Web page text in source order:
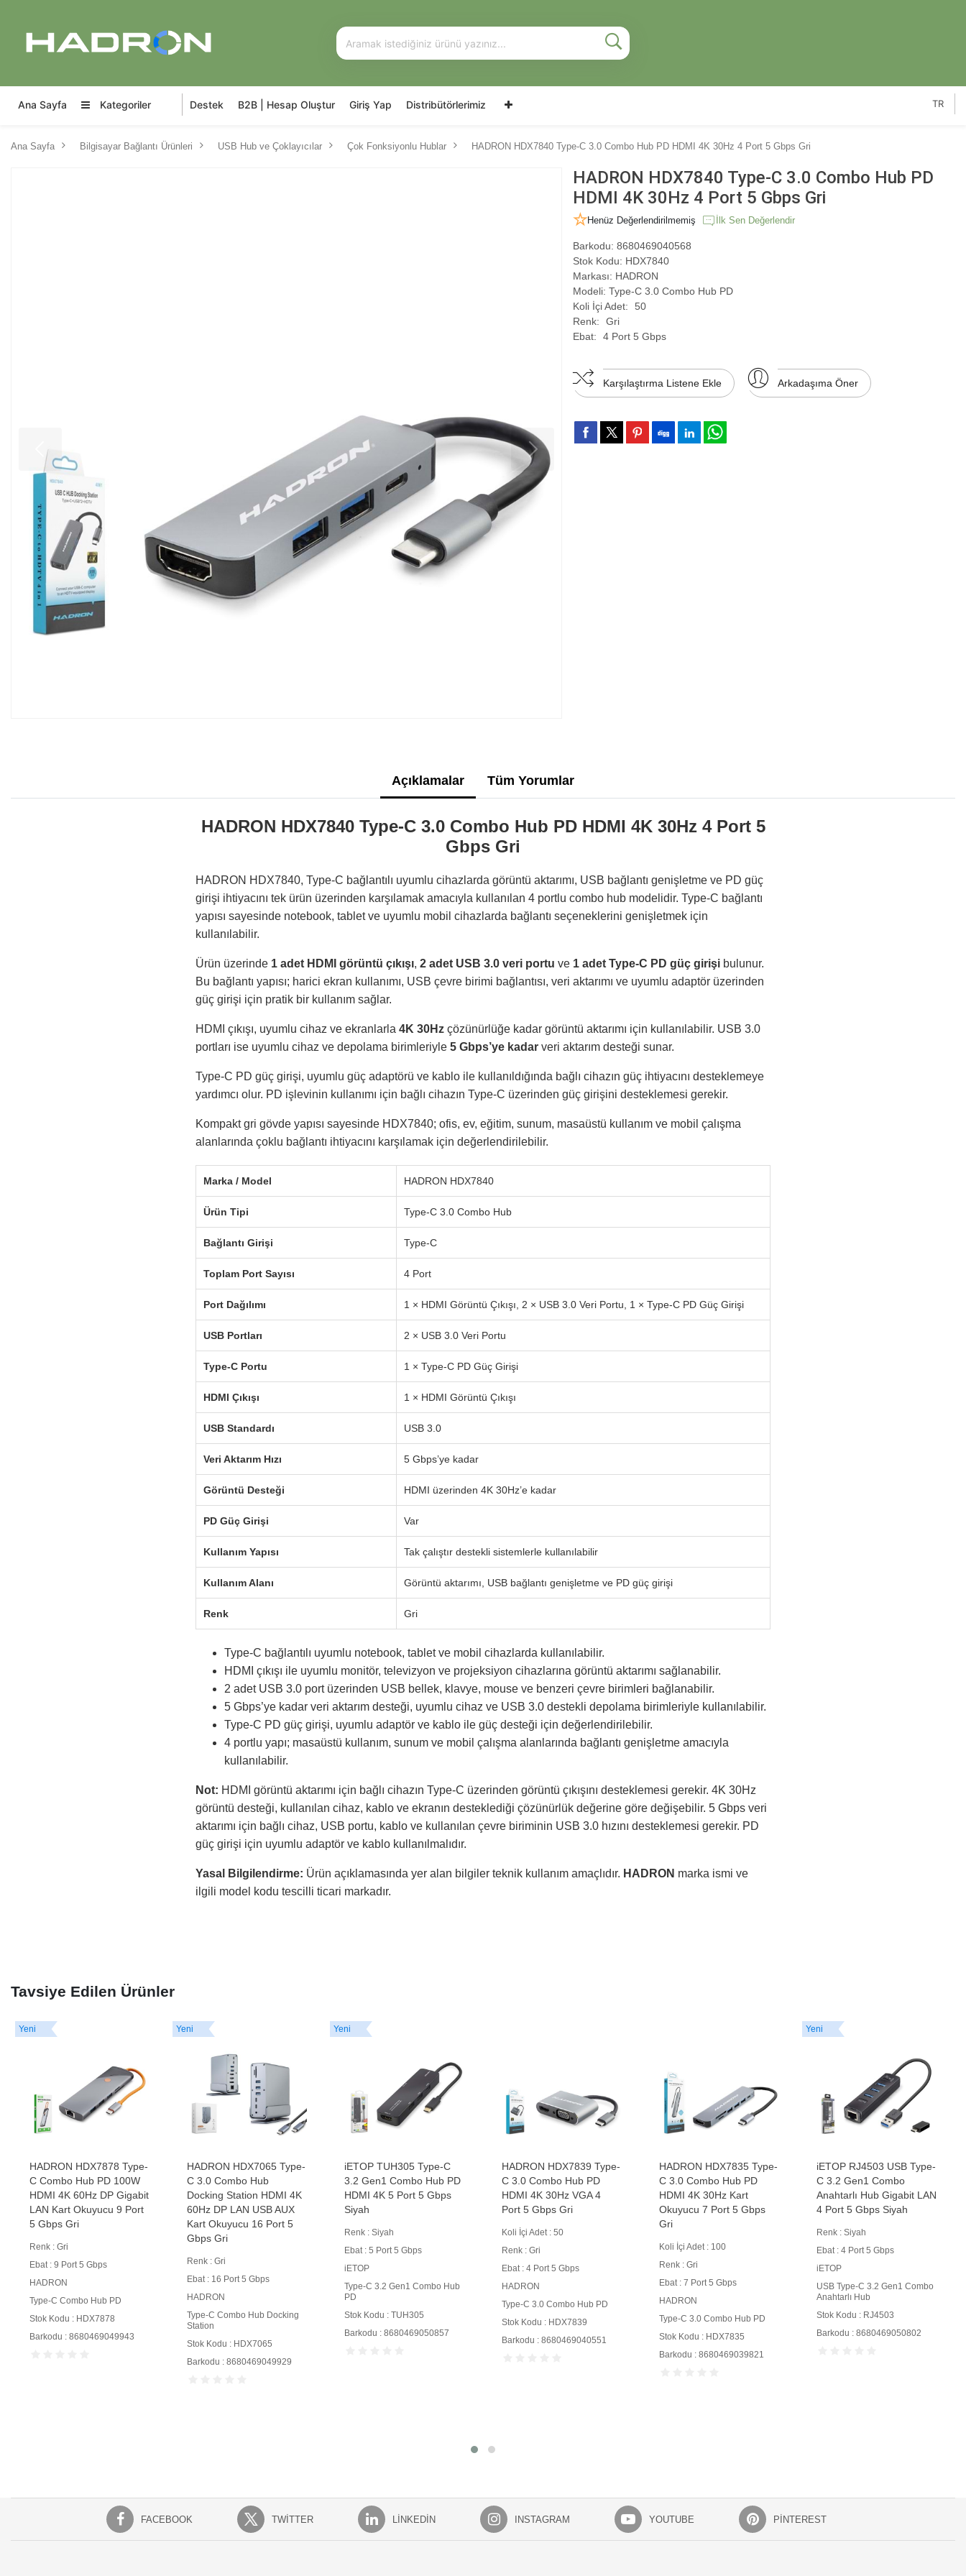
Ana Sayfa Kategoriler Destek B2B | Hesap Oluştur Giriş Yap Distribütörlerimiz TR
Ana Sayfa Bilgisayar Bağlantı Ürünleri USB Hub ve Çoklayıcılar Çok Fonksiyonlu Hublar HADRON HDX7840 Type-C 3.0 Combo Hub PD HDMI 4K 30Hz 4 Port 5 Gbps Gri
HADRON HDX7840 Type-C 3.0 Combo Hub PD
HDMI 4K 30Hz 4 Port 5 Gbps Gri
Henüz Değerlendirilmemiş İlk Sen Değerlendir
Barkodu: 8680469040568
Stok Kodu: HDX7840
Markası: HADRON
Modeli: Type-C 3.0 Combo Hub PD
Koli İçi Adet:
50
Renk:
Gri
Ebat:
4 Port 5 Gbps
Karşılaştırma Listene Ekle Arkadaşıma Öner
Açıklamalar Tüm Yorumlar
HADRON HDX7840 Type-C 3.0 Combo Hub PD HDMI 4K 30Hz 4 Port 5
Gbps Gri
HADRON HDX7840, Type-C bağlantılı uyumlu cihazlarda görüntü aktarımı, USB bağlantı genişletme ve PD güç
girişi ihtiyacını tek ürün üzerinden karşılamak amacıyla kullanılan 4 portlu combo hub modelidir. Type-C bağlantı
yapısı sayesinde notebook, tablet ve uyumlu mobil cihazlarda bağlantı seçeneklerini genişletmek için
kullanılabilir.
Ürün üzerinde 1 adet HDMI görüntü çıkışı, 2 adet USB 3.0 veri portu ve 1 adet Type-C PD güç girişi bulunur.
Bu bağlantı yapısı; harici ekran kullanımı, USB çevre birimi bağlantısı, veri aktarımı ve uyumlu adaptör üzerinden
güç girişi için pratik bir kullanım sağlar.
HDMI çıkışı, uyumlu cihaz ve ekranlarla 4K 30Hz çözünürlüğe kadar görüntü aktarımı için kullanılabilir. USB 3.0
portları ise uyumlu cihaz ve depolama birimleriyle 5 Gbps’ye kadar veri aktarım desteği sunar.
Type-C PD güç girişi, uyumlu güç adaptörü ve kablo ile kullanıldığında bağlı cihazın güç ihtiyacını desteklemeye
yardımcı olur. PD işlevinin kullanımı için bağlı cihazın Type-C üzerinden güç girişini desteklemesi gerekir.
Kompakt gri gövde yapısı sayesinde HDX7840; ofis, ev, eğitim, sunum, masaüstü kullanım ve mobil çalışma
alanlarında çoklu bağlantı ihtiyacını karşılamak için değerlendirilebilir.
Marka / Model HADRON HDX7840
Ürün Tipi Type-C 3.0 Combo Hub
Bağlantı Girişi Type-C
Toplam Port Sayısı 4 Port
Port Dağılımı 1 × HDMI Görüntü Çıkışı, 2 × USB 3.0 Veri Portu, 1 × Type-C PD Güç Girişi
USB Portları 2 × USB 3.0 Veri Portu
Type-C Portu 1 × Type-C PD Güç Girişi
HDMI Çıkışı 1 × HDMI Görüntü Çıkışı
USB Standardı USB 3.0
Veri Aktarım Hızı 5 Gbps’ye kadar
Görüntü Desteği HDMI üzerinden 4K 30Hz’e kadar
PD Güç Girişi Var
Kullanım Yapısı Tak çalıştır destekli sistemlerle kullanılabilir
Kullanım Alanı Görüntü aktarımı, USB bağlantı genişletme ve PD güç girişi
Renk Gri
Type-C bağlantılı uyumlu notebook, tablet ve mobil cihazlarda kullanılabilir.
HDMI çıkışı ile uyumlu monitör, televizyon ve projeksiyon cihazlarına görüntü aktarımı sağlanabilir.
2 adet USB 3.0 port üzerinden USB bellek, klavye, mouse ve benzeri çevre birimleri bağlanabilir.
5 Gbps’ye kadar veri aktarım desteği, uyumlu cihaz ve USB 3.0 destekli depolama birimleriyle kullanılabilir.
Type-C PD güç girişi, uyumlu adaptör ve kablo ile güç desteği için değerlendirilebilir.
4 portlu yapı; masaüstü kullanım, sunum ve mobil çalışma alanlarında bağlantı genişletme amacıyla
kullanılabilir.
Not: HDMI görüntü aktarımı için bağlı cihazın Type-C üzerinden görüntü çıkışını desteklemesi gerekir. 4K 30Hz
görüntü desteği, kullanılan cihaz, kablo ve ekranın desteklediği çözünürlük değerine göre değişebilir. 5 Gbps veri
aktarımı için bağlı cihaz, USB portu, kablo ve kullanılan çevre biriminin USB 3.0 hızını desteklemesi gerekir. PD
güç girişi için uyumlu adaptör ve kablo kullanılmalıdır.
Yasal Bilgilendirme: Ürün açıklamasında yer alan bilgiler teknik kullanım amaçlıdır. HADRON marka ismi ve
ilgili model kodu tescilli ticari markadır.
Tavsiye Edilen Ürünler
Yeni
HADRON HDX7878 Type-
C Combo Hub PD 100W
HDMI 4K 60Hz DP Gigabit
LAN Kart Okuyucu 9 Port
5 Gbps Gri
Renk : Gri
Ebat : 9 Port 5 Gbps
HADRON
Type-C Combo Hub PD
Stok Kodu : HDX7878
Barkodu : 8680469049943
Yeni
HADRON HDX7065 Type-
C 3.0 Combo Hub
Docking Station HDMI 4K
60Hz DP LAN USB AUX
Kart Okuyucu 16 Port 5
Gbps Gri
Renk : Gri
Ebat : 16 Port 5 Gbps
HADRON
Type-C Combo Hub Docking
Station
Stok Kodu : HDX7065
Barkodu : 8680469049929
Yeni
iETOP TUH305 Type-C
3.2 Gen1 Combo Hub PD
HDMI 4K 5 Port 5 Gbps
Siyah
Renk : Siyah
Ebat : 5 Port 5 Gbps
iETOP
Type-C 3.2 Gen1 Combo Hub
PD
Stok Kodu : TUH305
Barkodu : 8680469050857
HADRON HDX7839 Type-
C 3.0 Combo Hub PD
HDMI 4K 30Hz VGA 4
Port 5 Gbps Gri
Koli İçi Adet : 50
Renk : Gri
Ebat : 4 Port 5 Gbps
HADRON
Type-C 3.0 Combo Hub PD
Stok Kodu : HDX7839
Barkodu : 8680469040551
HADRON HDX7835 Type-
C 3.0 Combo Hub PD
HDMI 4K 30Hz Kart
Okuyucu 7 Port 5 Gbps
Gri
Koli İçi Adet : 100
Renk : Gri
Ebat : 7 Port 5 Gbps
HADRON
Type-C 3.0 Combo Hub PD
Stok Kodu : HDX7835
Barkodu : 8680469039821
Yeni
iETOP RJ4503 USB Type-
C 3.2 Gen1 Combo
Anahtarlı Hub Gigabit LAN
4 Port 5 Gbps Siyah
Renk : Siyah
Ebat : 4 Port 5 Gbps
iETOP
USB Type-C 3.2 Gen1 Combo
Anahtarlı Hub
Stok Kodu : RJ4503
Barkodu : 8680469050802
FACEBOOK TWITTER LINKEDIN INSTAGRAM YOUTUBE PINTEREST